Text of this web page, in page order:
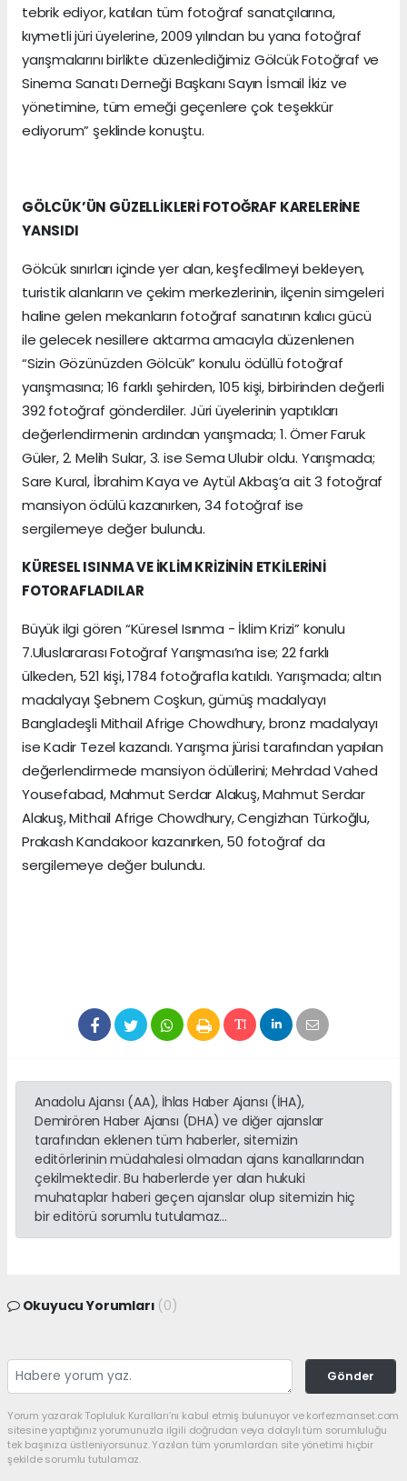
tebrik ediyor, katılan tüm fotoğraf sanatçılarına,
kıymetli jüri üyelerine, 2009 yılından bu yana fotoğraf
yarışmalarını birlikte düzenlediğimiz Gölcük Fotoğraf ve
Sinema Sanatı Derneği Başkanı Sayın İsmail İkiz ve
yönetimine, tüm emeği geçenlere çok teşekkür
ediyorum” şeklinde konuştu.
GÖLCÜK’ÜN GÜZELLİKLERİ FOTOĞRAF KARELERİNE
YANSIDI
Gölcük sınırları içinde yer alan, keşfedilmeyi bekleyen,
turistik alanların ve çekim merkezlerinin, ilçenin simgeleri
haline gelen mekanların fotoğraf sanatının kalıcı gücü
ile gelecek nesillere aktarma amacıyla düzenlenen
“Sizin Gözünüzden Gölcük” konulu ödüllü fotoğraf
yarışmasına; 16 farklı şehirden, 105 kişi, birbirinden değerli
392 fotoğraf gönderdiler. Jüri üyelerinin yaptıkları
değerlendirmenin ardından yarışmada; 1. Ömer Faruk
Güler, 2. Melih Sular, 3. ise Sema Ulubir oldu. Yarışmada;
Sare Kural, İbrahim Kaya ve Aytül Akbaş’a ait 3 fotoğraf
mansiyon ödülü kazanırken, 34 fotoğraf ise
sergilemeye değer bulundu.
KÜRESEL ISINMA VE İKLİM KRİZİNİN ETKİLERİNİ
FOTORAFLADILAR
Büyük ilgi gören “Küresel Isınma - İklim Krizi” konulu
7.Uluslararası Fotoğraf Yarışması’na ise; 22 farklı
ülkeden, 521 kişi, 1784 fotoğrafla katıldı. Yarışmada; altın
madalyayı Şebnem Coşkun, gümüş madalyayı
Bangladeşli Mithail Afrige Chowdhury, bronz madalyayı
ise Kadir Tezel kazandı. Yarışma jürisi tarafından yapılan
değerlendirmede mansiyon ödüllerini; Mehrdad Vahed
Yousefabad, Mahmut Serdar Alakuş, Mahmut Serdar
Alakuş, Mithail Afrige Chowdhury, Cengizhan Türkoğlu,
Prakash Kandakoor kazanırken, 50 fotoğraf da
sergilemeye değer bulundu.
Anadolu Ajansı (AA), İhlas Haber Ajansı (İHA),
Demirören Haber Ajansı (DHA) ve diğer ajanslar
tarafından eklenen tüm haberler, sitemizin
editörlerinin müdahalesi olmadan ajans kanallarından
çekilmektedir. Bu haberlerde yer alan hukuki
muhataplar haberi geçen ajanslar olup sitemizin hiç
bir editörü sorumlu tutulamaz...
Okuyucu Yorumları (0)
Gönder
Yorum yazarak Topluluk Kuralları’nı kabul etmiş bulunuyor ve korfezmanset.com
sitesine yaptığınız yorumunuzla ilgili doğrudan veya dolaylı tüm sorumluluğu
tek başınıza üstleniyorsunuz. Yazılan tüm yorumlardan site yönetimi hiçbir
şekilde sorumlu tutulamaz.